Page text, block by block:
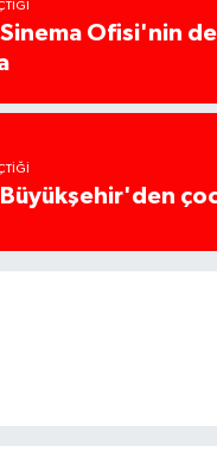
Ofisi'nin